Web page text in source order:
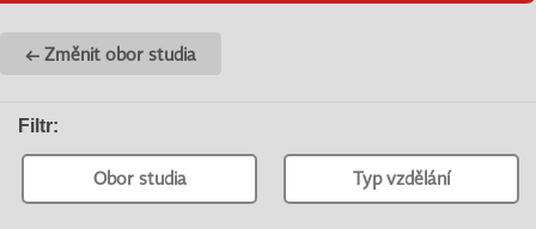
← Změnit obor studia
Filtr:
Obor studia Typ vzdělání